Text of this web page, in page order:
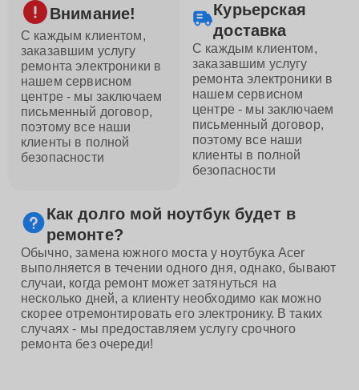
Внимание!
С каждым клиентом,
заказавшим услугу
ремонта электроники в
нашем сервисном
центре - мы заключаем
письменный договор,
поэтому все наши
клиенты в полной
безопасности
Курьерская
доставка
С каждым клиентом,
заказавшим услугу
ремонта электроники в
нашем сервисном
центре - мы заключаем
письменный договор,
поэтому все наши
клиенты в полной
безопасности
Как долго мой ноутбук будет в
ремонте?
Обычно, замена южного моста у ноутбука Acer
выполняется в течении одного дня, однако, бывают
случаи, когда ремонт может затянуться на
несколько дней, а клиенту необходимо как можно
скорее отремонтировать его электронику. В таких
случаях - мы предоставляем услугу срочного
ремонта без очереди!